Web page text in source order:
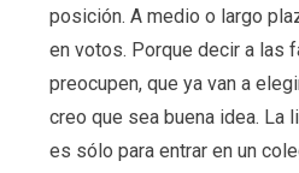
posición. A medio o largo
en votos. Porque decir a las
preocupen, que ya van a
creo que sea buena idea. La
es sólo para entrar en un